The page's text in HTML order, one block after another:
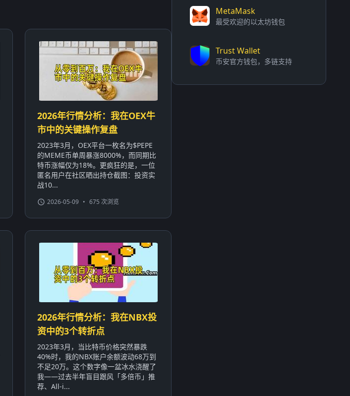
2026年行情分析：我在OEX牛
市中的关键操作复盘
2023年3月，OEX平台一枚名为$PEPE
的MEME币单周暴涨8000%，而同期比
特币涨幅仅为18%。更疯狂的是，一位
匿名用户在社区晒出持仓截图：投资实
战10...
2026-05-09 • 675 次浏览
2026年行情分析：我在NBX投
资中的3个转折点
2023年3月，当比特币价格突然暴跌
40%时，我的NBX账户余额波动68万到
不足20万。这个数字像一盆冰水浇醒了
我——过去半年盲目跟风「多倍币」推
荐、All-i...
MetaMask
最受欢迎的以太坊钱包
Trust Wallet
币安官方钱包，多链支持